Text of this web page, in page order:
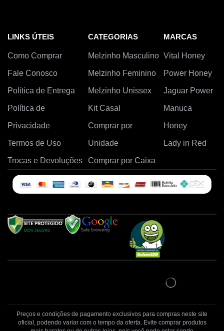
LINKS ÚTEIS
Como Comprar
Fale Conosco
Política de Entrega
Política de
Privacidade
Termos de Uso
Trocas e Devoluções
CATEGORIAS
Melzinho Masculino
Melzinho Feminino
Melzinho Unissex
Kit Casal
Comprar por
Unidade
Comprar por Caixa
MARCAS
Vital Honey
Power Honey
Jaguar Power
Manuca
Honey
Lady in Red
Preços e condições de pagamento exclusivos para compras neste site
oficial, podendo variar com o tempo da oferta. Evite comprar produtos